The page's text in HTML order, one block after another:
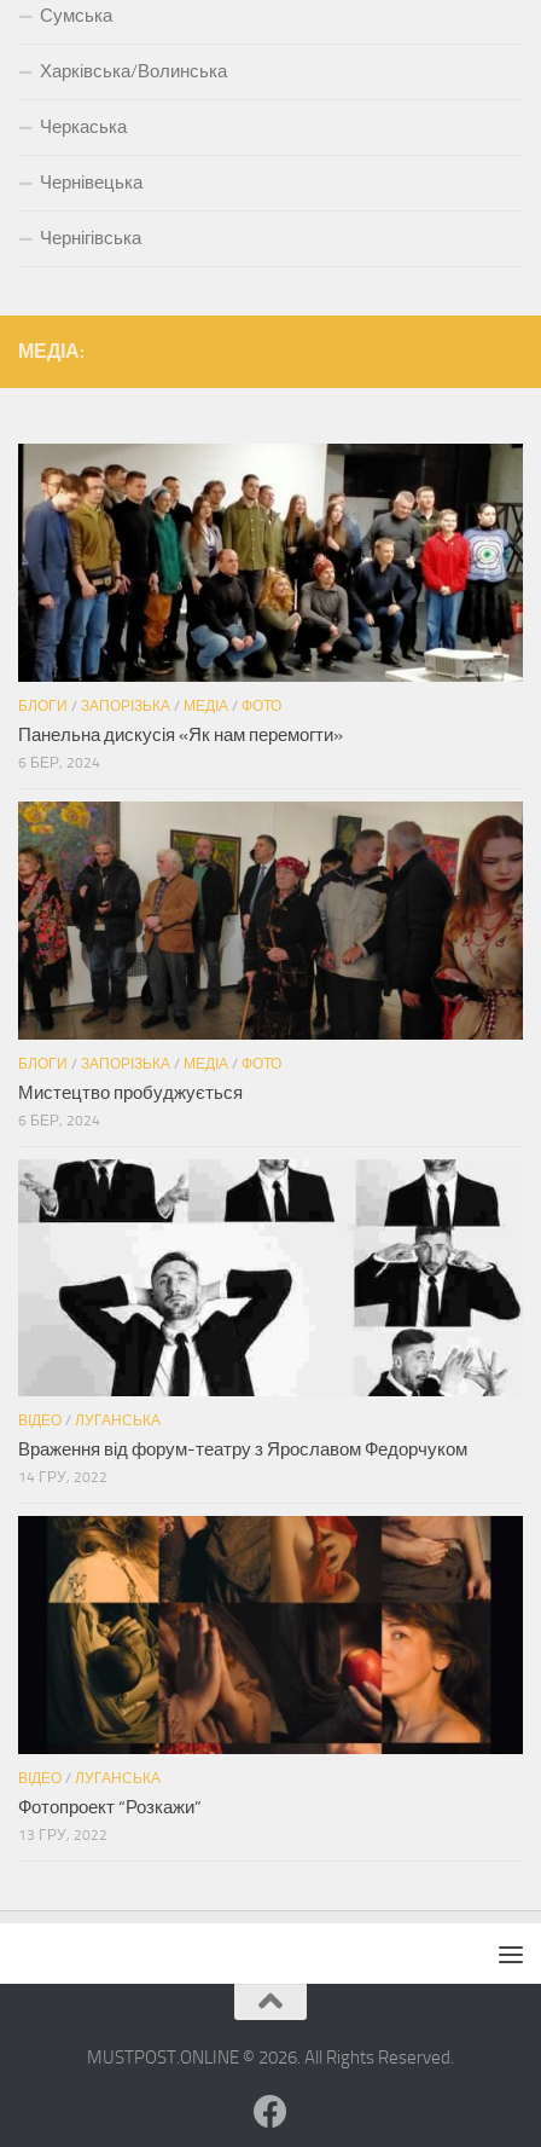
Сумська
Харківська/Волинська
Черкаська
Чернівецька
Чернігівська
МЕДІА:
БЛОГИ / ЗАПОРІЗЬКА / МЕДІА / ФОТО
Панельна дискусія «Як нам перемогти»
6 БЕР, 2024
БЛОГИ / ЗАПОРІЗЬКА / МЕДІА / ФОТО
Мистецтво пробуджується
6 БЕР, 2024
ВІДЕО / ЛУГАНСЬКА
Враження від форум-театру з Ярославом Федорчуком
14 ГРУ, 2022
ВІДЕО / ЛУГАНСЬКА
Фотопроект “Розкажи”
13 ГРУ, 2022
MUSTPOST.ONLINE © 2026. All Rights Reserved.